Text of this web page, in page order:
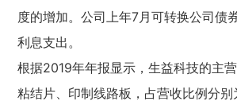
度的增加。公司上年7月可转换公司债
利息支出。
根据2019年年报显示，生益科技的主
粘结片、印制线路板，占营收比例分别